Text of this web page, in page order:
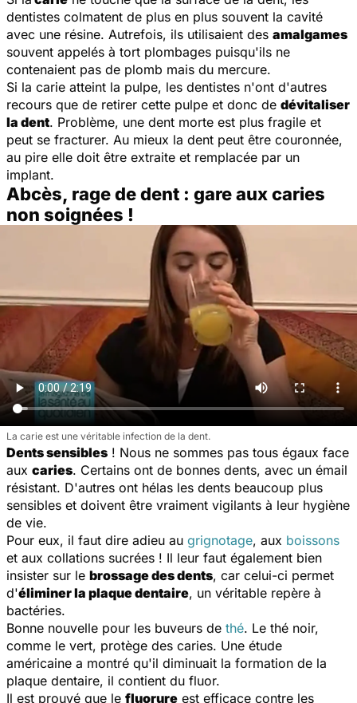
dentistes colmatent de plus en plus souvent la cavité
avec une résine. Autrefois, ils utilisaient des amalgames
souvent appelés à tort plombages puisqu'ils ne
contenaient pas de plomb mais du mercure.
Si la carie atteint la pulpe, les dentistes n'ont d'autres
recours que de retirer cette pulpe et donc de dévitaliser
la dent. Problème, une dent morte est plus fragile et
peut se fracturer. Au mieux la dent peut être couronnée,
au pire elle doit être extraite et remplacée par un
implant.
Abcès, rage de dent : gare aux caries
non soignées !
La carie est une véritable infection de la dent.
Dents sensibles ! Nous ne sommes pas tous égaux face
aux caries. Certains ont de bonnes dents, avec un émail
résistant. D'autres ont hélas les dents beaucoup plus
sensibles et doivent être vraiment vigilants à leur hygiène
de vie.
Pour eux, il faut dire adieu au grignotage, aux boissons
et aux collations sucrées ! Il leur faut également bien
insister sur le brossage des dents, car celui-ci permet
d'éliminer la plaque dentaire, un véritable repère à
bactéries.
Bonne nouvelle pour les buveurs de thé. Le thé noir,
comme le vert, protège des caries. Une étude
américaine a montré qu'il diminuait la formation de la
plaque dentaire, il contient du fluor.
Il est prouvé que le fluorure est efficace contre les